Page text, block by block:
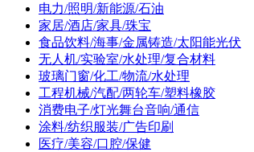
电力/照明/新能源/石油
家居/酒店/家具/珠宝
食品饮料/海事/金属铸造/太阳能光伏
无人机/实验室/水处理/复合材料
玻璃门窗/化工/物流/水处理
工程机械/汽配/两轮车/塑料橡胶
消费电子/灯光舞台音响/通信
涂料/纺织服装/广告印刷
医疗/美容/口腔/保健